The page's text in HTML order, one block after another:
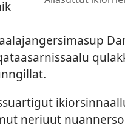
neriuut